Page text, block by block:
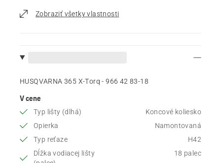
Zobraziť všetky vlastnosti
HUSQVARNA 365 X-Torq - 966 42 83‑18
V cene
Typ lišty (dlhá)
Koncové koliesko
Opierka
Namontovaná
Typ reťaze
H42
Dĺžka vodiacej lišty
18 palec